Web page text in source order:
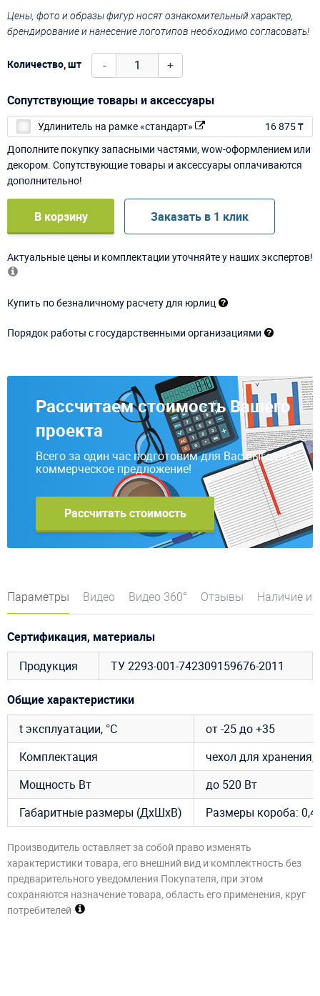
Цены, фото и образы фигур носят ознакомительный характер,
брендирование и нанесение логотипов необходимо согласовать!
Количество, шт - +
Сопутствующие товары и аксессуары
Удлинитель на рамке «стандарт»
16 875 ₸
Дополните покупку запасными частями, wow-оформлением или
декором. Сопутствующие товары и аксессуары оплачиваются
дополнительно!
В корзину Заказать в 1 клик
Актуальные цены и комплектации уточняйте у наших экспертов!
Купить по безналичному расчету для юрлиц
Порядок работы с государственными организациями
Рассчитаем стоимость Вашего
проекта
Всего за один час подготовим для Вас выгодное
коммерческое предложение!
Рассчитать стоимость
Параметры Видео Видео 360° Отзывы Наличие и
Сертификация, материалы
Продукция
ТУ 2293-001-742309159676-2011
Общие характеристики
t эксплуатации, °C
от -25 до +35
Комплектация
чехол для хранения,
Мощность Вт
до 520 Вт
Габаритные размеры (ДхШхВ)
Размеры короба: 0,4
Производитель оставляет за собой право изменять
характеристики товара, его внешний вид и комплектность без
предварительного уведомления Покупателя, при этом
сохраняются назначение товара, область его применения, круг
потребителей